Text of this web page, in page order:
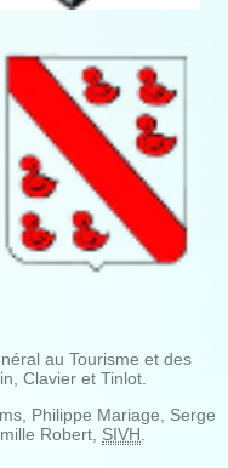
au Tourisme et des
Clavier et Tinlot.
Philippe Mariage, Serge
Robert, SIVH